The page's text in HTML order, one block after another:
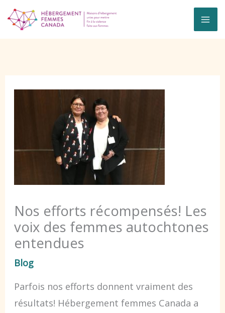
Skip
Nos efforts récompensés! Les
voix des femmes autochtones
entendues
Blog
Parfois nos efforts donnent vraiment des
résultats! Hébergement femmes Canada a